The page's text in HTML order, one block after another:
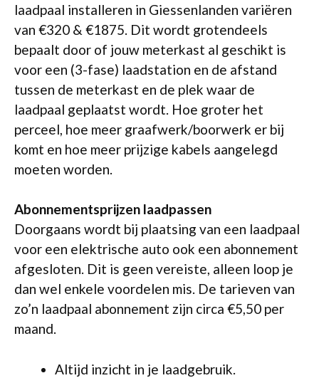
laadpaal installeren in Giessenlanden variëren
van €320 & €1875. Dit wordt grotendeels
bepaalt door of jouw meterkast al geschikt is
voor een (3-fase) laadstation en de afstand
tussen de meterkast en de plek waar de
laadpaal geplaatst wordt. Hoe groter het
perceel, hoe meer graafwerk/boorwerk er bij
komt en hoe meer prijzige kabels aangelegd
moeten worden.
Abonnementsprijzen laadpassen
Doorgaans wordt bij plaatsing van een laadpaal
voor een elektrische auto ook een abonnement
afgesloten. Dit is geen vereiste, alleen loop je
dan wel enkele voordelen mis. De tarieven van
zo’n laadpaal abonnement zijn circa €5,50 per
maand.
Altijd inzicht in je laadgebruik.